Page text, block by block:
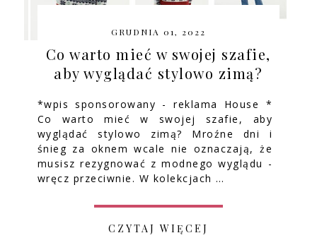
GRUDNIA 01, 2022
Co warto mieć w swojej szafie,
aby wyglądać stylowo zimą?
*wpis sponsorowany - reklama House *
Co warto mieć w swojej szafie, aby
wyglądać stylowo zimą? Mroźne dni i
śnieg za oknem wcale nie oznaczają, że
musisz rezygnować z modnego wyglądu -
wręcz przeciwnie. W kolekcjach …
CZYTAJ WIĘCEJ